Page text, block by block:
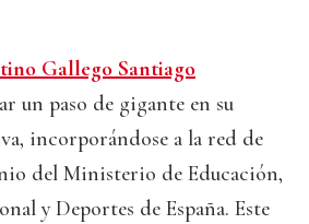
Gallego Santiago
un paso de gigante en su
incorporándose a la red de
del Ministerio de Educación,
y Deportes de España. Este